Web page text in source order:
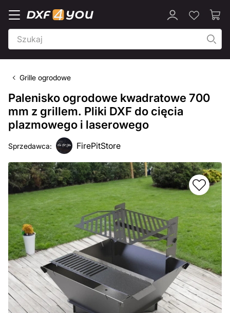
Grille ogrodowe
Palenisko ogrodowe kwadratowe 700
mm z grillem. Pliki DXF do cięcia
plazmowego i laserowego
Sprzedawca: FirePitStore